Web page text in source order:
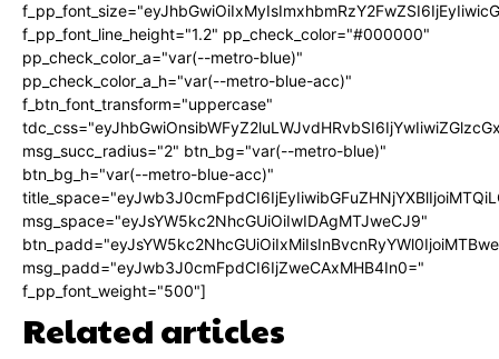
f_pp_font_line_height="1.2" pp_check_color="#000000"
pp_check_color_a="var(--metro-blue)"
pp_check_color_a_h="var(--metro-blue-acc)"
f_btn_font_transform="uppercase"
msg_succ_radius="2" btn_bg="var(--metro-blue)"
btn_bg_h="var(--metro-blue-acc)"
msg_space="eyJsYW5kc2NhcGUiOiIwIDAgMTJweCJ9"
msg_padd="eyJwb3J0cmFpdCI6IjZweCAxMHB4In0="
f_pp_font_weight="500"]
Related articles